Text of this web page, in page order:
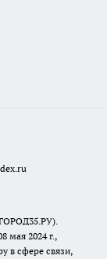
мая 2024 г.,
в сфере связи,